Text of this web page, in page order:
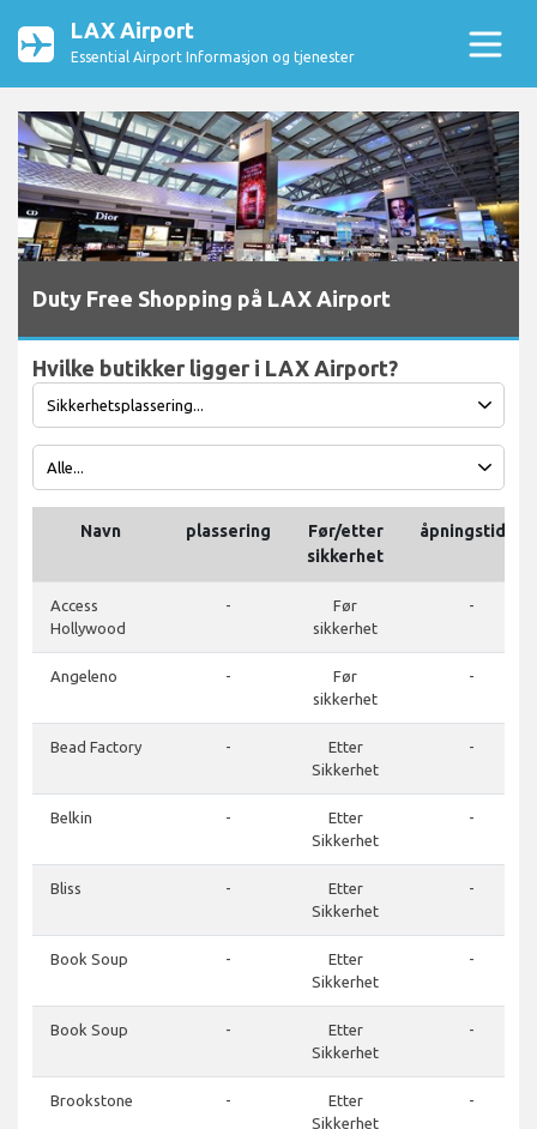
LAX Airport
Essential Airport Informasjon og tjenester
Duty Free Shopping på LAX Airport
Hvilke butikker ligger i LAX Airport?
Navn plassering
Før/etter
sikkerhet
åpningstider
Access
Hollywood
-
Før
sikkerhet
-
Angeleno -
Før
sikkerhet
-
Bead Factory -
Etter
Sikkerhet
-
Belkin -
Etter
Sikkerhet
-
Bliss -
Etter
Sikkerhet
-
Book Soup -
Etter
Sikkerhet
-
Book Soup -
Etter
Sikkerhet
-
Brookstone -
Etter
Sikkerhet
-